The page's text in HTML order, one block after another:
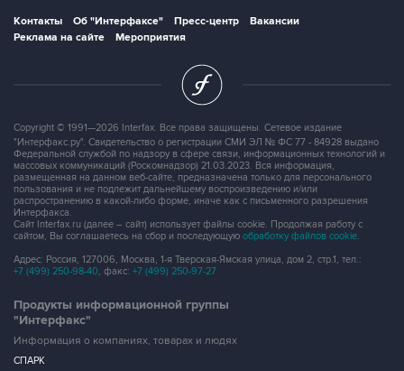
Контакты Об "Интерфаксе" Пресс-центр
Вакансии
Реклама на сайте
Мероприятия
Copyright © 1991—2026 Interfax. Все права защищены. Сетевое издание
"Интерфакс.ру". Свидетельство о регистрации СМИ ЭЛ № ФС 77 - 84928 выдано
Федеральной службой по надзору в сфере связи, информационных технологий и
массовых коммуникаций (Роскомнадзор) 21.03.2023. Вся информация,
размещенная на данном веб-сайте, предназначена только для персонального
пользования и не подлежит дальнейшему воспроизведению и/или
распространению в какой-либо форме, иначе как с письменного разрешения
Интерфакса.
Сайт Interfax.ru (далее – сайт) использует файлы cookie. Продолжая работу с
сайтом, Вы соглашаетесь на сбор и последующую обработку файлов cookie.
Адрес: Россия, 127006, Москва, 1-я Тверская-Ямская улица, дом 2, стр.1, тел.:
+7 (499) 250-98-40, факс: +7 (499) 250-97-27
Продукты информационной группы
"Интерфакс"
Информация о компаниях, товарах и людях
СПАРК